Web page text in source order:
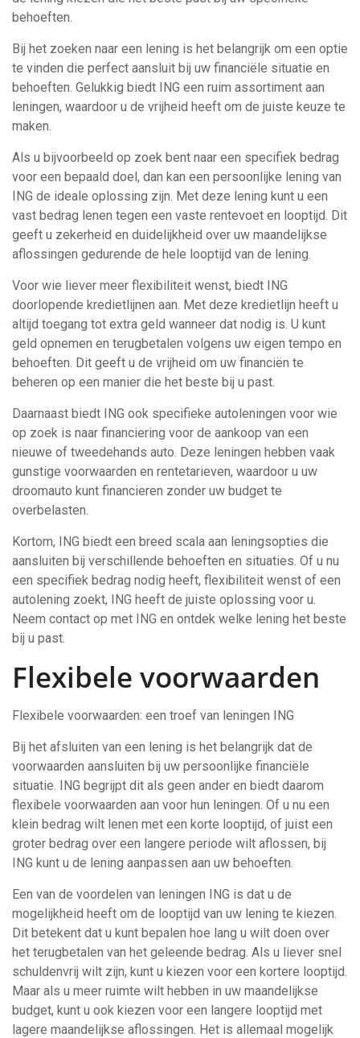
behoeften.
Bij het zoeken naar een lening is het belangrijk om een optie
te vinden die perfect aansluit bij uw financiële situatie en
behoeften. Gelukkig biedt ING een ruim assortiment aan
leningen, waardoor u de vrijheid heeft om de juiste keuze te
maken.
Als u bijvoorbeeld op zoek bent naar een specifiek bedrag
voor een bepaald doel, dan kan een persoonlijke lening van
ING de ideale oplossing zijn. Met deze lening kunt u een
vast bedrag lenen tegen een vaste rentevoet en looptijd. Dit
geeft u zekerheid en duidelijkheid over uw maandelijkse
aflossingen gedurende de hele looptijd van de lening.
Voor wie liever meer flexibiliteit wenst, biedt ING
doorlopende kredietlijnen aan. Met deze kredietlijn heeft u
altijd toegang tot extra geld wanneer dat nodig is. U kunt
geld opnemen en terugbetalen volgens uw eigen tempo en
behoeften. Dit geeft u de vrijheid om uw financiën te
beheren op een manier die het beste bij u past.
Daarnaast biedt ING ook specifieke autoleningen voor wie
op zoek is naar financiering voor de aankoop van een
nieuwe of tweedehands auto. Deze leningen hebben vaak
gunstige voorwaarden en rentetarieven, waardoor u uw
droomauto kunt financieren zonder uw budget te
overbelasten.
Kortom, ING biedt een breed scala aan leningsopties die
aansluiten bij verschillende behoeften en situaties. Of u nu
een specifiek bedrag nodig heeft, flexibiliteit wenst of een
autolening zoekt, ING heeft de juiste oplossing voor u.
Neem contact op met ING en ontdek welke lening het beste
bij u past.
Flexibele voorwaarden
Flexibele voorwaarden: een troef van leningen ING
Bij het afsluiten van een lening is het belangrijk dat de
voorwaarden aansluiten bij uw persoonlijke financiële
situatie. ING begrijpt dit als geen ander en biedt daarom
flexibele voorwaarden aan voor hun leningen. Of u nu een
klein bedrag wilt lenen met een korte looptijd, of juist een
groter bedrag over een langere periode wilt aflossen, bij
ING kunt u de lening aanpassen aan uw behoeften.
Een van de voordelen van leningen ING is dat u de
mogelijkheid heeft om de looptijd van uw lening te kiezen.
Dit betekent dat u kunt bepalen hoe lang u wilt doen over
het terugbetalen van het geleende bedrag. Als u liever snel
schuldenvrij wilt zijn, kunt u kiezen voor een kortere looptijd.
Maar als u meer ruimte wilt hebben in uw maandelijkse
budget, kunt u ook kiezen voor een langere looptijd met
lagere maandelijkse aflossingen. Het is allemaal mogelijk